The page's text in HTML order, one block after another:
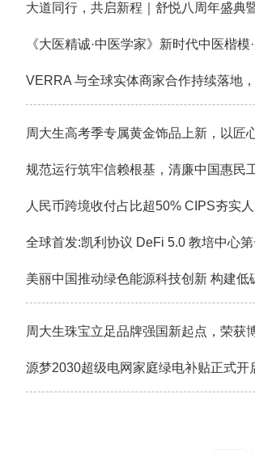
大道同行，共启新程｜舒悦八周年盛典
《大医精诚·中医学家》新时代中医楷模
VERRA 与全球实体商家合作持续落地
周大生高考季专属黄金饰品上新，以匠
规范运行筑牢信赖根基，清廉中国惠民
人民币跨境收付占比超50% CIPS夯实
全球首发:凯利协议 DeFi 5.0 教培中心
美丽中国推动绿色能源科技创新 构建低
周大生珠宝立足品牌强国新起点，荣获
源梦2030超级电网家庭绿电补贴正式